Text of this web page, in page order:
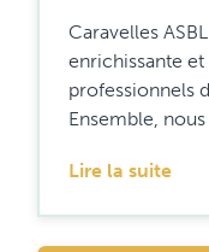
Caravelles
enrichissante
professionnels
Ensemble,
Lire la suite